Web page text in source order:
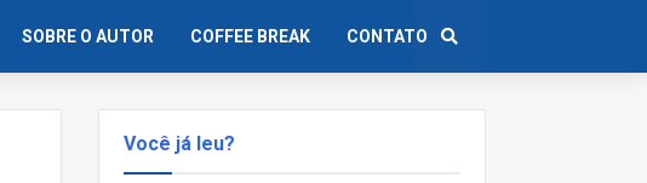
SOBRE O AUTOR COFFEE BREAK CONTATO
Você já leu?